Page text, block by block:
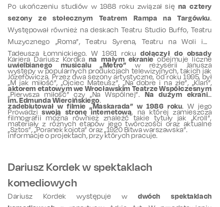
Po ukończeniu studiów w 1988 roku związał się na cztery
sezony ze stołecznym Teatrem Rampa na Targówku.
Występował również na deskach Teatru Studio Buffo, Teatru
Muzycznego „Roma”, Teatru Syrena, Teatru na Woli im.
Tadeusza Łomnickiego. W 1991 rokudołączył do obsady
uwielbianego musicalu „Metro” w reżyserii Janusza
Józefowicza. Przez dwa sezony artystyczne, od roku 1995, był
aktorem etatowym we Wrocławskim Teatrze Współczesnym
im. Edmunda Wiercińskiego.
Kariera Dariusz Kordka na małym ekranieobejmuje liczne
występy w popularnych produkcjach telewizyjnych, takich jak
„M jak miłość”, „Ojciec Mateusz”, „Na dobre i na złe”, „Klan”,
„Pierwsza miłość” czy „Na Wspólnej”. Na dużym ekranie
zadebiutował w filmie „Maskarada” w 1986 roku. W jego
filmografii można również znaleźć takie tytuły jak „Kroll”,
„Sztos”, „Poranek kojota” oraz „1920 Bitwa warszawska”.
Prowadziswoją stronę internetową, na której zamieszcza
materiały z różnych etapów jego twórczości oraz aktualne
informacje o projektach, przy których pracuje.
Dariusz Kordek w spektaklach
komediowych
Dariusz Kordek występuje wdwóch spektaklach